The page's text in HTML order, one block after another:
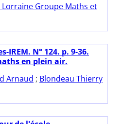
Lorraine Groupe Maths et
IREM. N° 124. p. 9-36.
en plein air.
Arnaud ; Blondeau Thierry